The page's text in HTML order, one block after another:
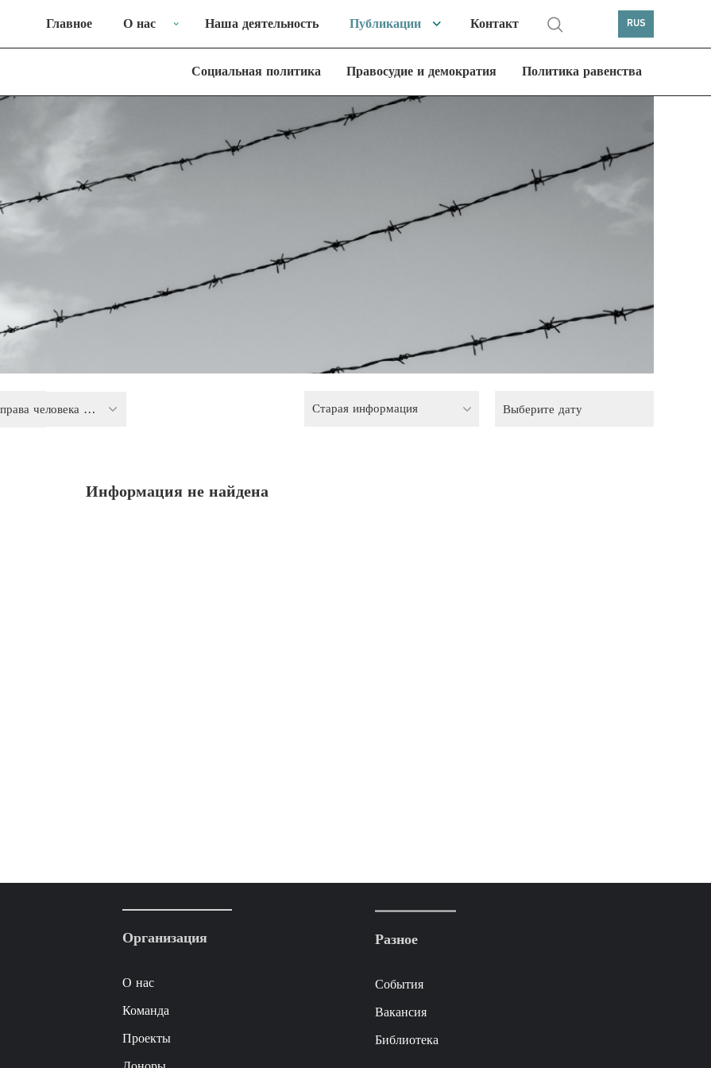
Главное О нас Наша деятельность Публикации Контакт RUS
Социальная политика Правосудие и демократия Политика равенства
Политика и права человека в конфликтных регионах Старая информация
Информация не найдена
Организация
О нас
Команда
Проекты
Разное
События
Вакансия
Библиотека